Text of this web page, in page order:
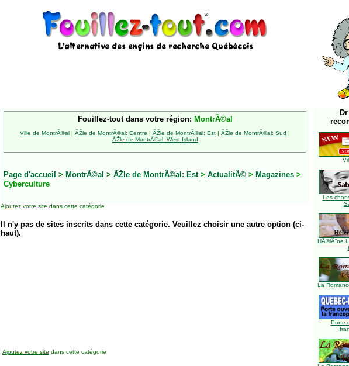
Fouillez-tout dans votre région: MontrÃ©al
Ville de MontrÃ©al | ÃŽle de MontrÃ©al: Centre | ÃŽle de MontrÃ©al: Est | ÃŽle de MontrÃ©al: Sud |
ÃŽle de MontrÃ©al: West-Island
Page d'accueil > MontrÃ©al > ÃŽle de MontrÃ©al: Est > ActualitÃ© > Magazines >
Cyberculture
Ajoutez votre site dans cette catégorie
Il n'y pas de sites inscrits dans cette catégorie. Veuillez choisir une autre option (ci-
haut).
Les
HÃ©lÃ¨ne
La
Porte
Ajoutez votre site dans cette catégorie